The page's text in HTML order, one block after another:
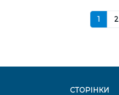
1 2
СТОРІНКИ